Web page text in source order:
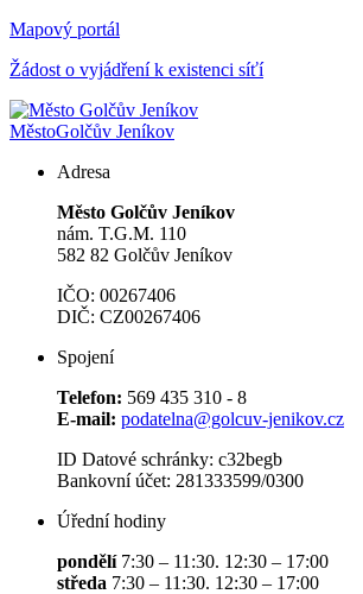
Mapový portál
Žádost o vyjádření k existenci síťí
MěstoGolčův Jeníkov
Adresa
Město Golčův Jeníkov
nám. T.G.M. 110
582 82 Golčův Jeníkov
IČO: 00267406
DIČ: CZ00267406
Spojení
Telefon: 569 435 310 - 8
E-mail: podatelna@golcuv-jenikov.cz
ID Datové schránky: c32begb
Bankovní účet: 281333599/0300
Úřední hodiny
pondělí7:30 – 11:30. 12:30 – 17:00
středa 7:30 – 11:30. 12:30 – 17:00